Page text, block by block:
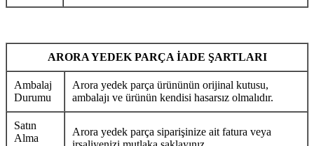
ARORA YEDEK PARÇA İADE ŞARTLARI
Ambalaj
Durumu
Arora yedek parça ürününün orijinal kutusu,
ambalajı ve ürünün kendisi hasarsız olmalıdır.
Satın
Alma
Arora yedek parça siparişinize ait fatura veya